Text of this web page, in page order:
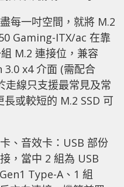
每一吋空間，就將 M.2
Gaming-ITX/ac 在靠
M.2 連接位，兼容
3.0 x4 介面 (需配合
走線只支援最常見及常
或較短的 M.2 SSD 可
、音效卡：USB 部份
，當中 2 組為 USB
Type-A、1 組